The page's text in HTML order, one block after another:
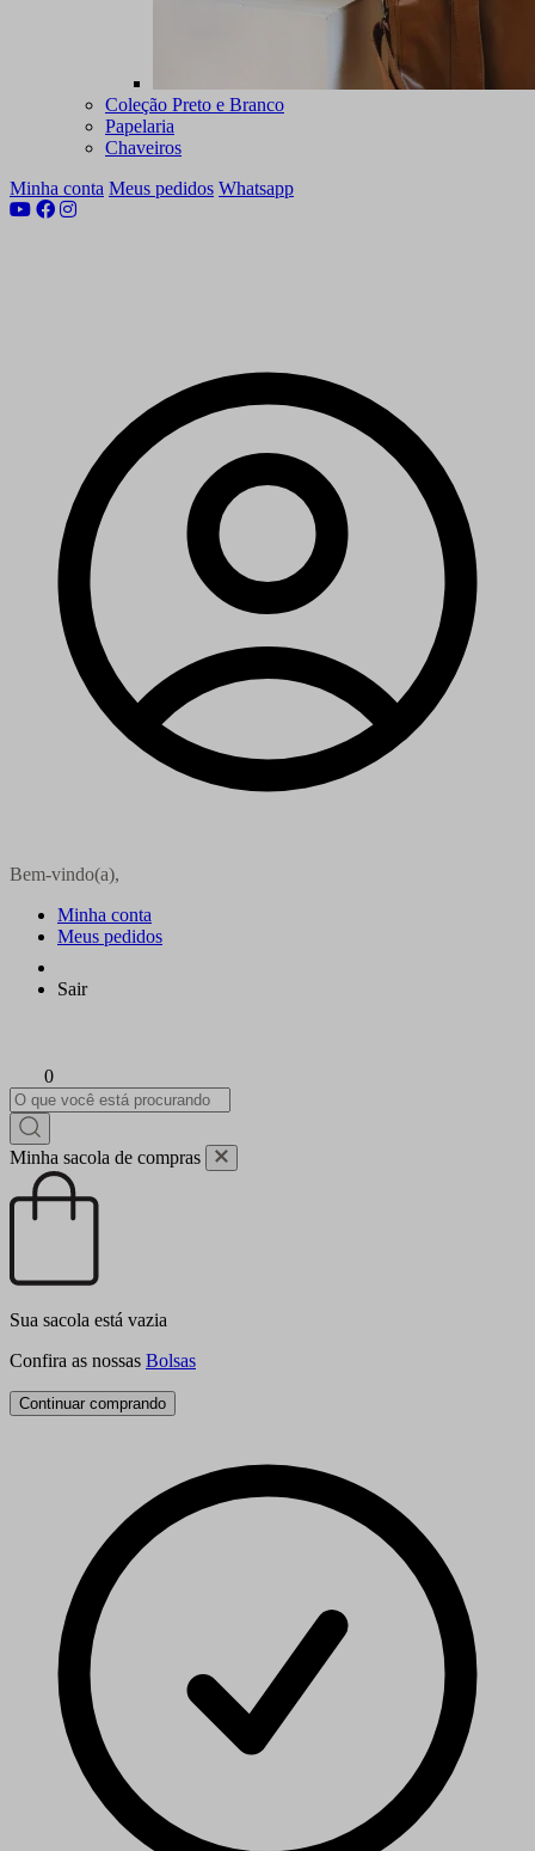
Coleção Preto e Branco
Papelaria
Chaveiros
Minha conta Meus pedidos Whatsapp
Bem-vindo(a),
Minha conta
Meus pedidos
Sair
0
Minha sacola de compras
Sua sacola está vazia
Confira as nossas Bolsas
Continuar comprando